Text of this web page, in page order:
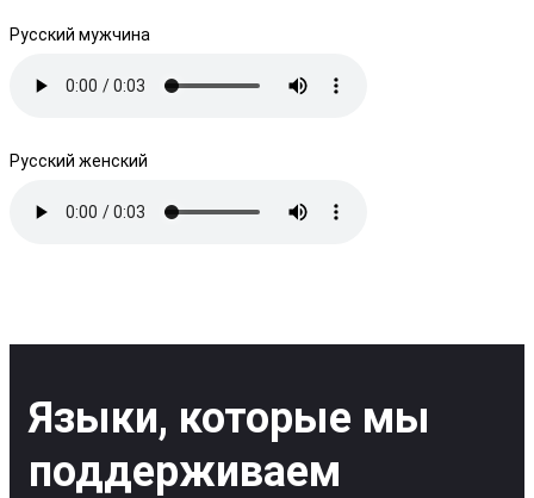
Русский мужчина
Русский женский
Языки, которые мы
поддерживаем